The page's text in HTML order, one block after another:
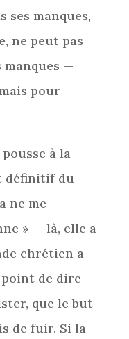
ses manques,
ne peut pas
—
pour
à la
définitif du
ne me
» — là, elle a
chrétien a
que le but
de fuir. Si la